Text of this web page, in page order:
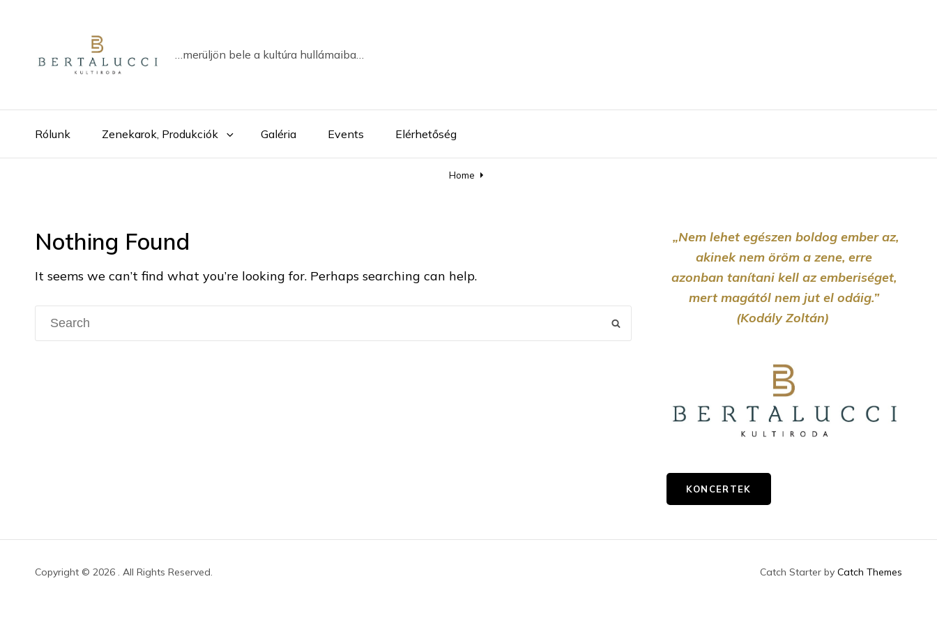
…merüljön bele a kultúra hullámaiba…
Rólunk Zenekarok, Produkciók Galéria Events Elérhetőség
Home
Nothing Found
It seems we can’t find what you’re looking for. Perhaps searching can help.
Search
„Nem lehet egészen boldog ember az,
akinek nem öröm a zene, erre
azonban tanítani kell az emberiséget,
mert magától nem jut el odáig.”
(Kodály Zoltán)
KONCERTEK
Copyright © 2026 . All Rights Reserved. Catch Starter by Catch Themes